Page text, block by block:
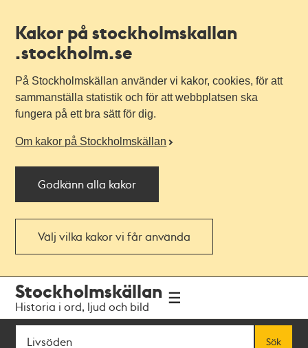
Kakor på stockholmskallan
.stockholm.se
På Stockholmskällan använder vi kakor, cookies, för att
sammanställa statistik och för att webbplatsen ska
fungera på ett bra sätt för dig.
Om kakor på Stockholmskällan
Godkänn alla kakor
Välj vilka kakor vi får använda
navigationen
huvudinnehållet
Stockholmskällan
Historia i ord, ljud och bild
Sök
Sök